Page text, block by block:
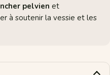
pelvien et
à soutenir la vessie et les